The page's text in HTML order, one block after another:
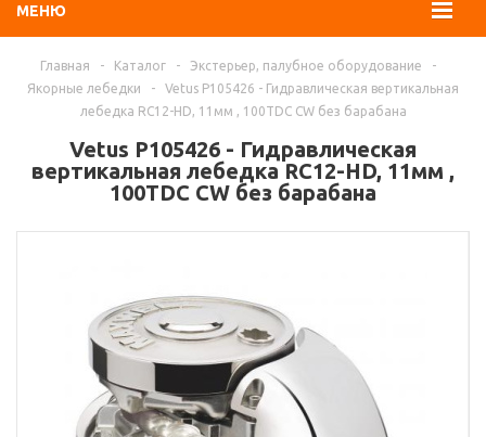
МЕНЮ
Главная - Каталог - Экстерьер, палубное оборудование
-
Якорные лебедки
-
Vetus P105426 - Гидравлическая вертикальная
лебедка RC12-HD, 11мм , 100TDC CW без барабана
Vetus P105426 - Гидравлическая
вертикальная лебедка RC12-HD, 11мм ,
100TDC CW без барабана